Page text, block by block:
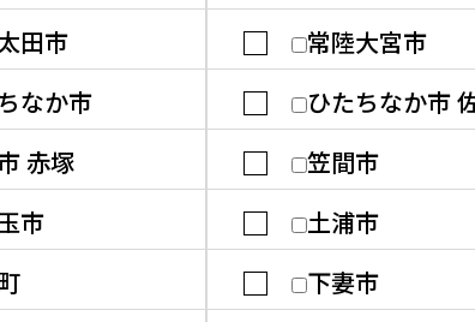
田市
常陸大宮市
なか市
ひたちなか市
赤塚
笠間市
市
土浦市
下妻市